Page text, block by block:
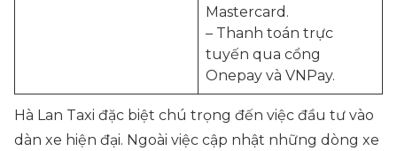
Mastercard.
– Thanh toán trực
tuyến qua cổng
Onepay và VNPay.
Hà Lan Taxi đặc biệt chú trọng đến việc đầu tư vào
dàn xe hiện đại. Ngoài việc cập nhật những dòng xe